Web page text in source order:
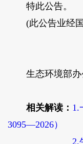
特此公告。
(此公告业经国
生态环境部办
相关解读： 1.
3095—2026）
2.